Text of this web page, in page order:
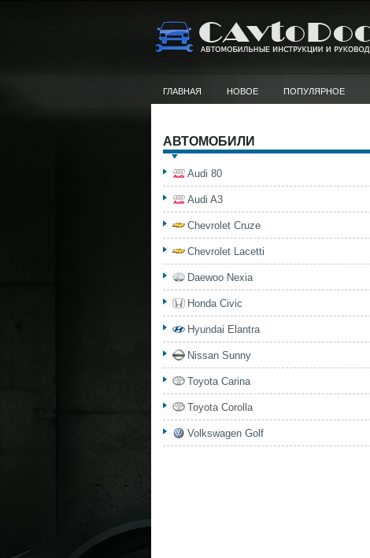
ГЛАВНАЯ НОВОЕ ПОПУЛЯРНОЕ
АВТОМОБИЛИ
Audi 80
Audi A3
Chevrolet Cruze
Chevrolet Lacetti
Daewoo Nexia
Honda Civic
Hyundai Elantra
Nissan Sunny
Toyota Carina
Toyota Corolla
Volkswagen Golf